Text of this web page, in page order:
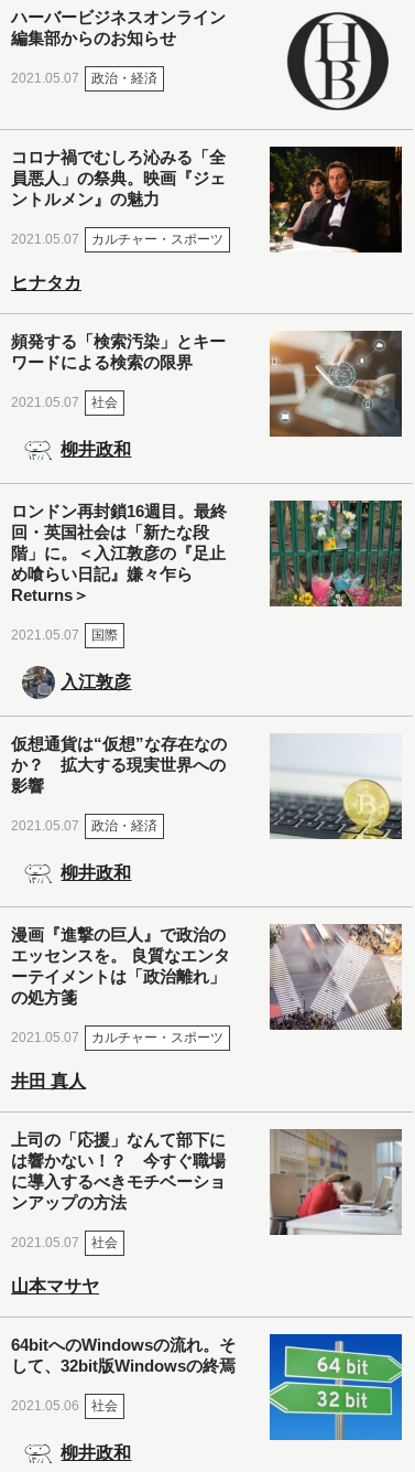
ハーバービジネスオンライン
編集部からのお知らせ
2021.05.07 政治・経済
コロナ禍でむしろ沁みる「全
員悪人」の祭典。映画『ジェ
ントルメン』の魅力
2021.05.07 カルチャー・スポーツ
ヒナタカ
頻発する「検索汚染」とキー
ワードによる検索の限界
2021.05.07 社会
柳井政和
ロンドン再封鎖16週目。最終
回・英国社会は「新たな段
階」に。＜入江敦彦の『足止
め喰らい日記』嫌々乍ら
Returns＞
2021.05.07 国際
入江敦彦
仮想通貨は“仮想”な存在なの
か？ 拡大する現実世界への
影響
2021.05.07 政治・経済
柳井政和
漫画『進撃の巨人』で政治の
エッセンスを。 良質なエンタ
ーテイメントは「政治離れ」
の処方箋
2021.05.07 カルチャー・スポーツ
井田 真人
上司の「応援」なんて部下に
は響かない！？ 今すぐ職場
に導入するべきモチベーショ
ンアップの方法
2021.05.07 社会
山本マサヤ
64bitへのWindowsの流れ。そ
して、32bit版Windowsの終焉
2021.05.06 社会
柳井政和